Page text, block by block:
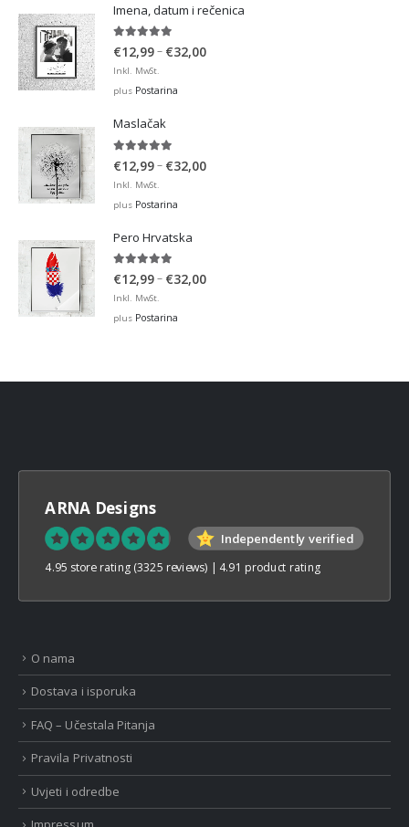
Imena, datum i rečenica
5.00out of 5
€12,99– €32,00Price
Inkl. MwSt.
plus Postarina
Maslačak
€12,99– €32,00Price
Inkl. MwSt.
plus Postarina
Pero Hrvatska
5.00out of 5
€12,99– €32,00Price
Inkl. MwSt.
plus Postarina
ARNA Designs
Independently verified
4.95 store rating (3325 reviews) | 4.91 product rating
O nama
Dostava i isporuka
FAQ – Učestala Pitanja
Pravila Privatnosti
Uvjeti i odredbe